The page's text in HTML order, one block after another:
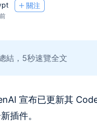
關注
結，5秒速覽全文
宣布已更新其
插件。